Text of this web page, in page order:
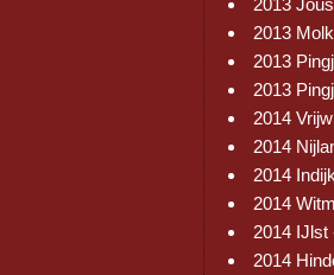
2013
2013
2013
2013
2014
2014
2014
2014
2014
2014